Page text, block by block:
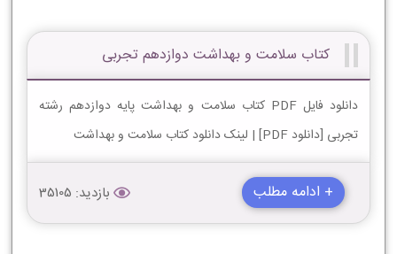
کتاب سلامت و بهداشت دوازدهم تجربی
دانلود فایل PDF کتاب سلامت و بهداشت پایه دوازدهم رشته
تجربی [دانلود PDF] | لینک دانلود کتاب سلامت و بهداشت
+ ادامه مطلب بازدید: 35105